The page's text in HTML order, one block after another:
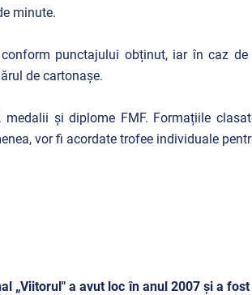
minute.
punctajului obținut, iar în caz
de cartonașe.
medalii și diplome FMF. Formațiile
vor fi acordate trofee individuale
„Viitorul" a avut loc în anul 2007 și a